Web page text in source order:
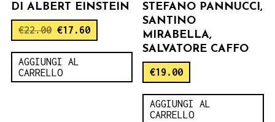
DI ALBERT EINSTEIN
€22.00 €17.60
AGGIUNGI AL
CARRELLO
STEFANO PANNUCCI,
SANTINO
MIRABELLA,
SALVATORE CAFFO
€19.00
AGGIUNGI AL
CARRELLO